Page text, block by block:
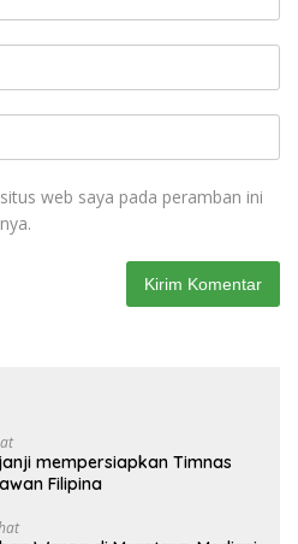
web saya pada peramban ini
mempersiapkan Timnas
Filipina